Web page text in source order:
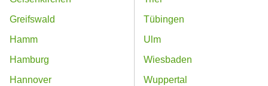
Greifswald
Hamm
Hamburg
Hannover
Tübingen
Ulm
Wiesbaden
Wuppertal